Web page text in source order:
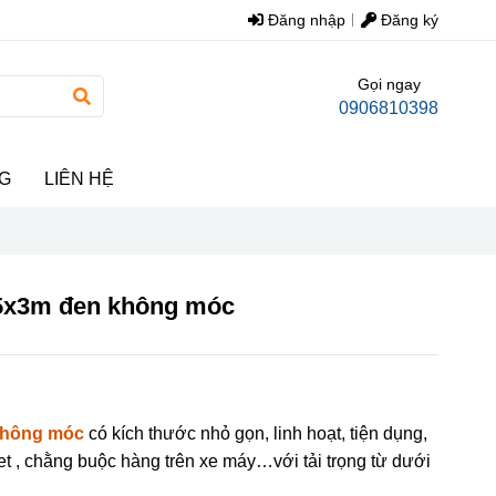
Đăng nhập Đăng ký
Gọi ngay
0906810398
LIÊN HỆ
đen không móc
móc có kích thước nhỏ gọn, linh hoạt, tiện dụng,
, chằng buộc hàng trên xe máy…với tải trọng từ dưới